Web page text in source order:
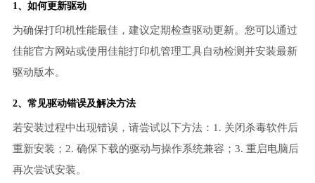
1、如何更新驱动
为确保打印机性能最佳，建议定期检查驱动更新。您可以通过
佳能官方网站或使用佳能打印机管理工具自动检测并安装最新
驱动版本。
2、常见驱动错误及解决方法
若安装过程中出现错误，请尝试以下方法：1. 关闭杀毒软件后
重新安装；2. 确保下载的驱动与操作系统兼容；3. 重启电脑后
再次尝试安装。